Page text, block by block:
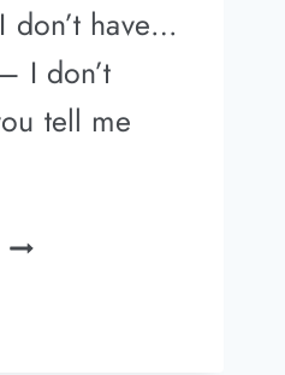
have…
I don’t
tell me
КАК